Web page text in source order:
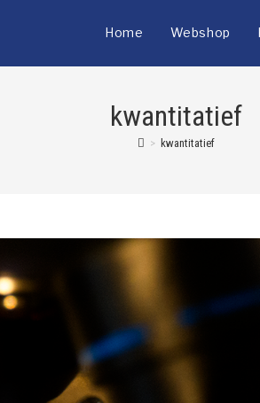
Home Webshop
kwantitatief
> kwantitatief